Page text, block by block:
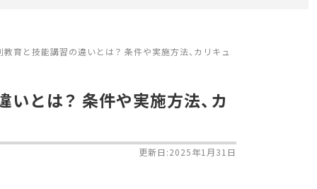
育と技能講習の違いとは？ 条件や実施方法、カリキュ
とは？ 条件や実施方法、カ
更新日:2025年1月31日